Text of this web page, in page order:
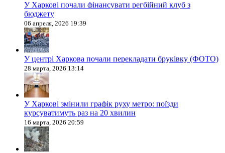
У Харкові почали фінансувати регбійний клуб з
бюджету
06 апреля, 2026 19:39
У центрі Харкова почали перекладати бруківку (ФОТО)
28 марта, 2026 13:14
У Харкові змінили графік руху метро: поїзди
курсуватимуть раз на 20 хвилин
16 марта, 2026 20:59